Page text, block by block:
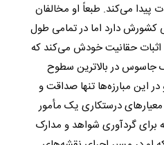
پیدا می‌کند. طبعاً او مخالفان
کشورش دارد اما در تمامی طول
اثبات حقانیت خودش می‌کند که
جاسوس در بالاترین سطوح
مبارزه‌ها تنها صداقت و
درستکاری یک مأمور
برای گردآوری شواهد و مدارک